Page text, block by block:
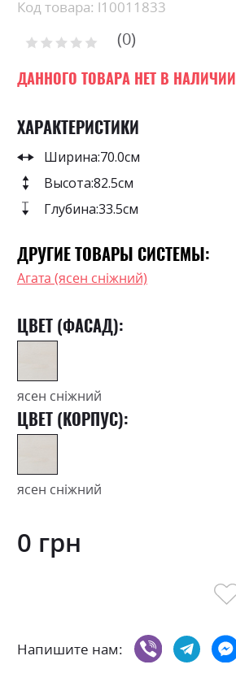
the
gallery
Код товара: l10011833
Рейтинг: 0
ДАННОГО ТОВАРА НЕТ В НАЛИЧИИ
ХАРАКТЕРИСТИКИ
Ширина:70.0см
Высота:82.5см
Глубина:33.5см
ДРУГИЕ ТОВАРЫ СИСТЕМЫ:
Агата (ясен сніжний)
ЦВЕТ (ФАСАД):
ясен сніжний
ЦВЕТ (КОРПУС):
ясен сніжний
0 грн
Напишите нам: